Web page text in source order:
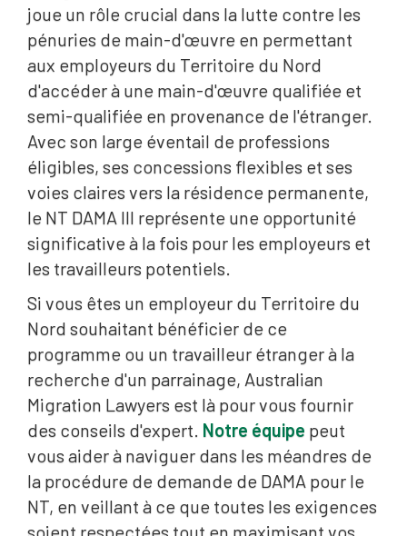
joue un rôle crucial dans la lutte contre les
pénuries de main-d'œuvre en permettant
aux employeurs du Territoire du Nord
d'accéder à une main-d'œuvre qualifiée et
semi-qualifiée en provenance de l'étranger.
Avec son large éventail de professions
éligibles, ses concessions flexibles et ses
voies claires vers la résidence permanente,
le NT DAMA III représente une opportunité
significative à la fois pour les employeurs et
les travailleurs potentiels.
Si vous êtes un employeur du Territoire du
Nord souhaitant bénéficier de ce
programme ou un travailleur étranger à la
recherche d'un parrainage, Australian
Migration Lawyers est là pour vous fournir
des conseils d'expert. Notre équipe peut
vous aider à naviguer dans les méandres de
la procédure de demande de DAMA pour le
NT, en veillant à ce que toutes les exigences
soient respectées tout en maximisant vos